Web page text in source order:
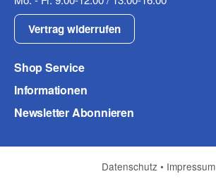
Ihre Frage
Vertrag widerrufen
Shop Service
Informationen
Newsletter Abonnieren
Datenschutz • Impressum